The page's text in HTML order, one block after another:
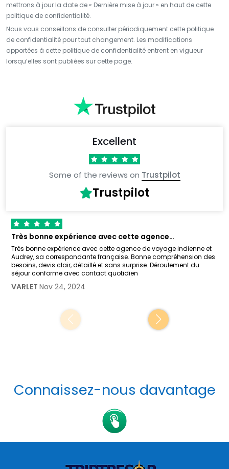
mettrons à jour la date de « Dernière mise à jour » en haut de cette
politique de confidentialité.
Nous vous conseillons de consulter périodiquement cette politique
de confidentialité pour tout changement. Les modifications
apportées à cette politique de confidentialité entrent en vigueur
lorsqu’elles sont publiées sur cette page.
Excellent
Some of the reviews on Trustpilot
Trustpilot
Très bonne expérience avec cette agence…
Très bonne expérience avec cette agence de voyage indienne et
Audrey, sa correspondante française. Bonne compréhension des
besoins, devis clair, détaillé et sans surprise. Déroulement du
séjour conforme avec contact quotidien
VARLET Nov 24, 2024
Connaissez-nous davantage